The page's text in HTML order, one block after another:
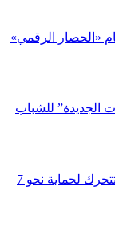
«الحصار الرقمي»
الجديدة” للشباب
وسط غياب موقف رسمي من الرباط.. إسبانيا تتحرك لحماية نحو 7